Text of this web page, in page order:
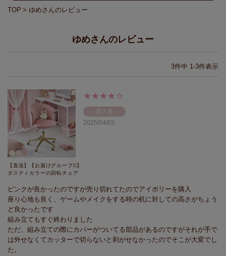
TOP ゆめさんのレビュー
ゆめさんのレビュー
3件中 1-3件表示
【直送】【お届けグループC】
ダスティカラーの回転チェア
購入者
2025/04/03
ピンクが良かったのですが売り切れてたのでアイボリーを購入
座り心地も良く、ゲームやメイクをする時の机に対しての高さがちょう
ど良かったです
組み立てもすぐ終わりました
ただ、組み立ての際にカバーがついてる部品があるのですがそれが手で
は外せなくてカッターで切らないと剥がせなかったのでそこが大変でし
た。